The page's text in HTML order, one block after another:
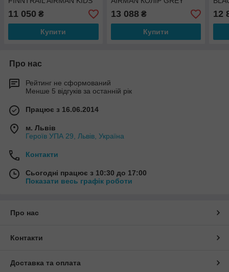
11 050 ₴
Купити
13 088₴
Купити
12
Про нас
Рейтинг не сформований
Менше 5 відгуків за останній рік
Працює з 16.06.2014
м. Львів
Героїв УПА 29, Львів, Україна
Контакти
Сьогодні працює з 10:30 до 17:00
Показати весь графік роботи
Про нас
Контакти
Доставка та оплата